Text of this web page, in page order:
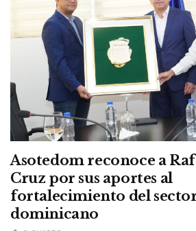
Asotedom reconoce a
Cruz por sus aportes al
fortalecimiento del
dominicano